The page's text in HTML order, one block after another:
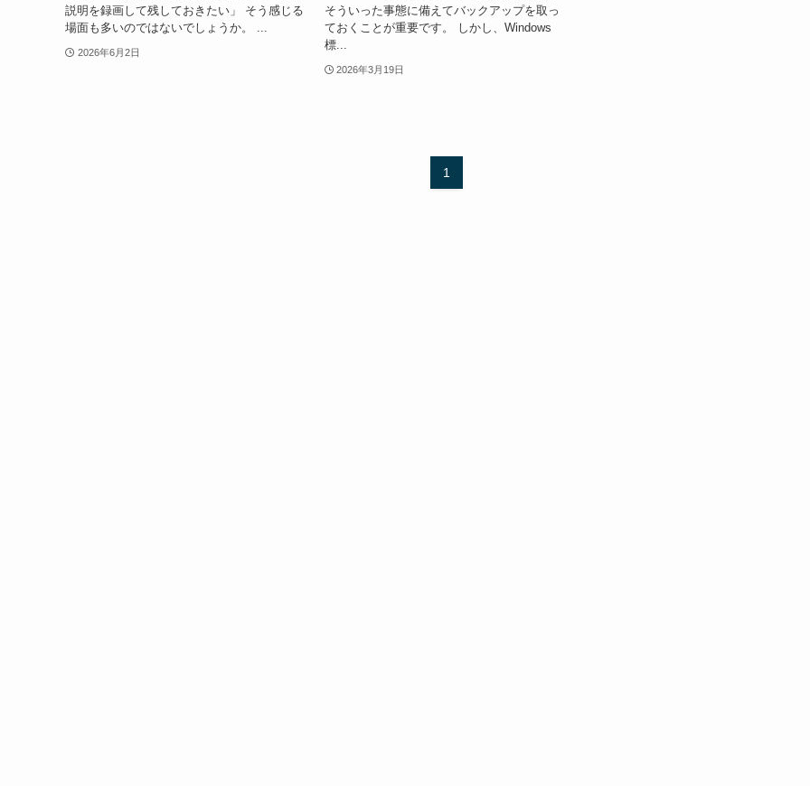
説明を録画して残しておきたい」 そう感じる
場面も多いのではないでしょうか。 ...
2026年6月2日
そういった事態に備えてバックアップを取っ
ておくことが重要です。 しかし、Windows
標...
2026年3月19日
1